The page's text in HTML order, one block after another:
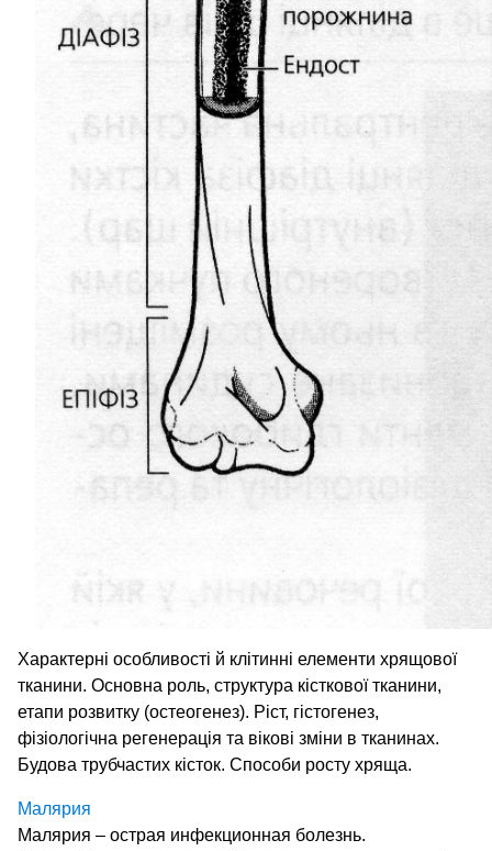
Характерні особливості й клітинні елементи хрящової
тканини. Основна роль, структура кісткової тканини,
етапи розвитку (остеогенез). Ріст, гістогенез,
фізіологічна регенерація та вікові зміни в тканинах.
Будова трубчастих кісток. Способи росту хряща.
Малярия
Малярия – острая инфекционная болезнь.